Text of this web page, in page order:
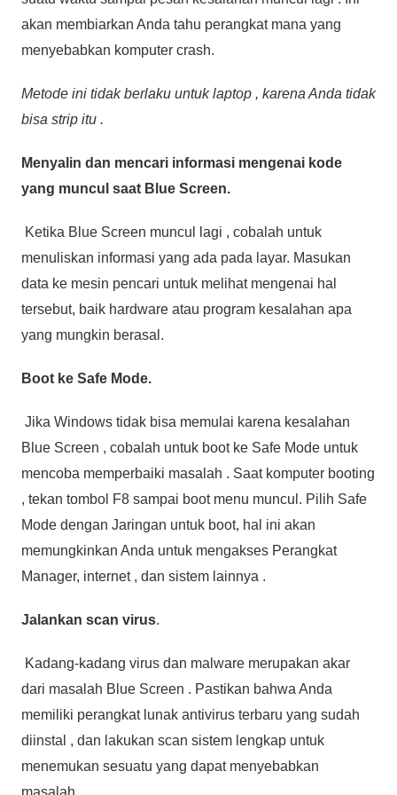
akan membiarkan Anda tahu perangkat mana yang
menyebabkan komputer crash.
Metode ini tidak berlaku untuk laptop , karena Anda tidak
bisa strip itu .
Menyalin dan mencari informasi mengenai kode
yang muncul saat Blue Screen.
Ketika Blue Screen muncul lagi , cobalah untuk
menuliskan informasi yang ada pada layar. Masukan
data ke mesin pencari untuk melihat mengenai hal
tersebut, baik hardware atau program kesalahan apa
yang mungkin berasal.
Boot ke Safe Mode.
Jika Windows tidak bisa memulai karena kesalahan
Blue Screen , cobalah untuk boot ke Safe Mode untuk
mencoba memperbaiki masalah . Saat komputer booting
, tekan tombol F8 sampai boot menu muncul. Pilih Safe
Mode dengan Jaringan untuk boot, hal ini akan
memungkinkan Anda untuk mengakses Perangkat
Manager, internet , dan sistem lainnya .
Jalankan scan virus.
Kadang-kadang virus dan malware merupakan akar
dari masalah Blue Screen . Pastikan bahwa Anda
memiliki perangkat lunak antivirus terbaru yang sudah
diinstal , dan lakukan scan sistem lengkap untuk
menemukan sesuatu yang dapat menyebabkan